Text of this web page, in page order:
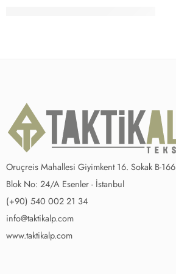
Oruçreis Mahallesi Giyimkent 16. Sokak B-166
Blok No: 24/A Esenler - İstanbul
(+90) 540 002 21 34
info@taktikalp.com
www.taktikalp.com